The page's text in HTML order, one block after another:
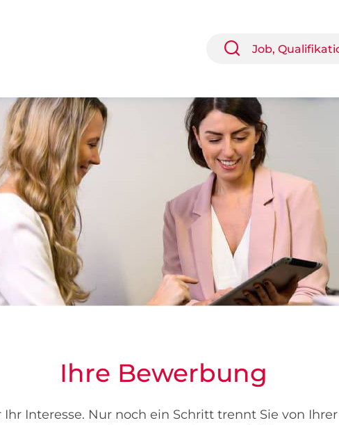
Ihre Bewerbung
Interesse. Nur noch ein Schritt trennt Sie von